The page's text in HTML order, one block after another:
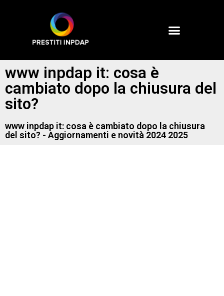
www inpdap it: cosa è
cambiato dopo la chiusura del
sito?
www inpdap it: cosa è cambiato dopo la chiusura
del sito? - Aggiornamenti e novità 2024 2025